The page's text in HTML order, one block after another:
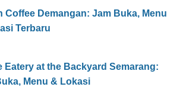
Coffee Demangan: Jam Buka, Menu
Terbaru
Eatery at the Backyard Semarang:
Menu & Lokasi